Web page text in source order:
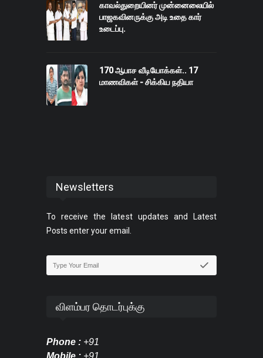
காவல்துறையினர் முன்னைலையில்
பாஜகவினருக்கு அடி உதை கார்
உடைப்பு.
170 ஆபாச வீடியோக்கள்.. 17
மாணவிகள் - சிக்கிய நதியா
Newsletters
To receive the latest updates and Latest
Posts enter your email.
விளம்பர தொடர்புக்கு
Phone : +91